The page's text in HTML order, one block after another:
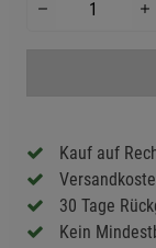
Kauf auf
30 Tage
Kein